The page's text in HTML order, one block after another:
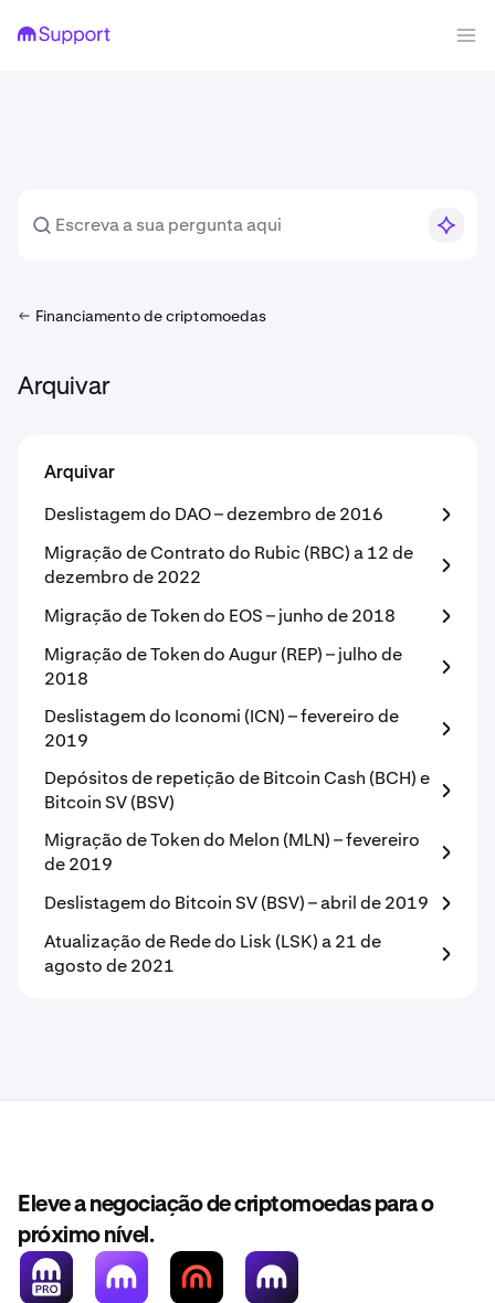
Financiamento de criptomoedas
Arquivar
Arquivar
Deslistagem do DAO – dezembro de 2016
Migração de Contrato do Rubic (RBC) a 12 de
dezembro de 2022
Migração de Token do EOS – junho de 2018
Migração de Token do Augur (REP) – julho de
2018
Deslistagem do Iconomi (ICN) – fevereiro de
2019
Depósitos de repetição de Bitcoin Cash (BCH) e
Bitcoin SV (BSV)
Migração de Token do Melon (MLN) – fevereiro
de 2019
Deslistagem do Bitcoin SV (BSV) – abril de 2019
Atualização de Rede do Lisk (LSK) a 21 de
agosto de 2021
Eleve a negociação de criptomoedas para o
próximo nível.